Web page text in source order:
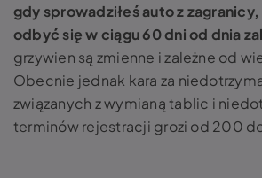
gdy sprowadziłeś auto z
odbyć się w ciągu 60 dni od dnia
grzywien są zmienne i zależne od
Obecnie jednak kara za
związanych z wymianą tablic i
terminów rejestracji grozi od 200